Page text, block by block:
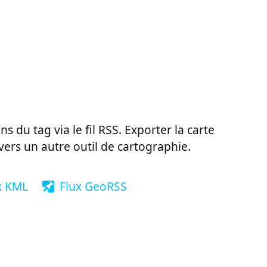
du tag via le fil RSS. Exporter la carte
un autre outil de cartographie.
KML Flux GeoRSS